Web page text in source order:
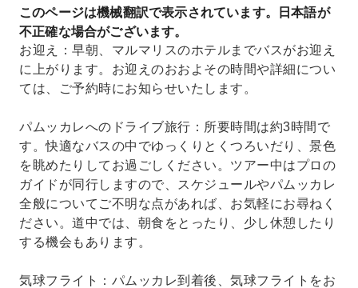
このページは機械翻訳で表示されています。日本語が
不正確な場合がございます。
お迎え：早朝、マルマリスのホテルまでバスがお迎え
に上がります。お迎えのおおよその時間や詳細につい
ては、ご予約時にお知らせいたします。
パムッカレへのドライブ旅行：所要時間は約3時間で
す。快適なバスの中でゆっくりとくつろいだり、景色
を眺めたりしてお過ごしください。ツアー中はプロの
ガイドが同行しますので、スケジュールやパムッカレ
全般についてご不明な点があれば、お気軽にお尋ねく
ださい。道中では、朝食をとったり、少し休憩したり
する機会もあります。
気球フライト：パムッカレ到着後、気球フライトをお